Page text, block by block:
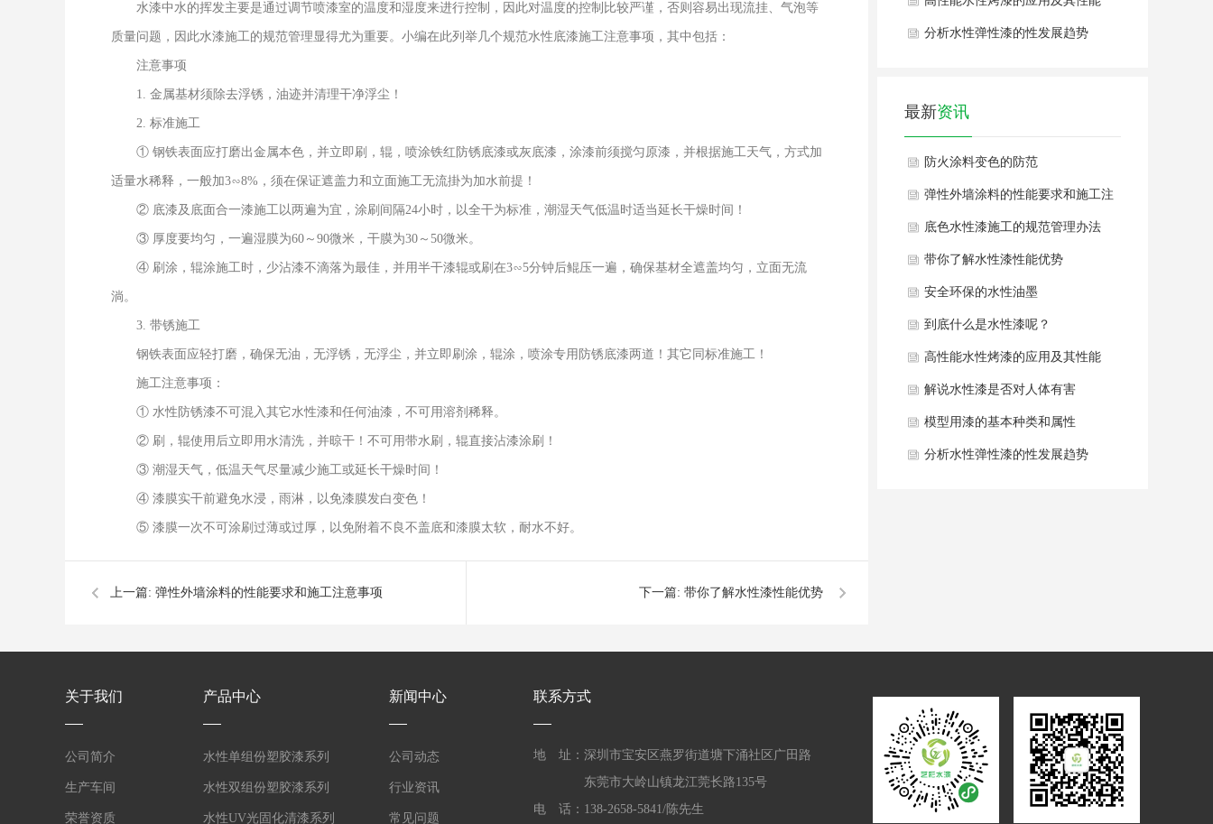
水漆中水的挥发主要是通过调节喷漆室的温度和湿度来进行控制，因此对温度的控制比较严谨，否则容易出现流挂、气泡等
质量问题，因此水漆施工的规范管理显得尤为重要。小编在此列举几个规范水性底漆施工注意事项，其中包括：
注意事项
1. 金属基材须除去浮锈，油迹并清理干净浮尘！
2. 标准施工
① 钢铁表面应打磨出金属本色，并立即刷，辊，喷涂铁红防锈底漆或灰底漆，涂漆前须搅匀原漆，并根据施工天气，方式加
适量水稀释，一般加3∽8%，须在保证遮盖力和立面施工无流掛为加水前提！
② 底漆及底面合一漆施工以两遍为宜，涂刷间隔24小时，以全干为标准，潮湿天气低温时适当延长干燥时间！
③ 厚度要均匀，一遍湿膜为60～90微米，干膜为30～50微米。
④ 刷涂，辊涂施工时，少沾漆不滴落为最佳，并用半干漆辊或刷在3∽5分钟后鲲压一遍，确保基材全遮盖均匀，立面无流
淌。
3. 带锈施工
钢铁表面应轻打磨，确保无油，无浮锈，无浮尘，并立即刷涂，辊涂，喷涂专用防锈底漆两道！其它同标准施工！
施工注意事项：
① 水性防锈漆不可混入其它水性漆和任何油漆，不可用溶剂稀释。
② 刷，辊使用后立即用水清洗，并晾干！不可用带水刷，辊直接沾漆涂刷！
③ 潮湿天气，低温天气尽量减少施工或延长干燥时间！
④ 漆膜实干前避免水浸，雨淋，以免漆膜发白变色！
⑤ 漆膜一次不可涂刷过薄或过厚，以免附着不良不盖底和漆膜太软，耐水不好。
上一篇: 弹性外墙涂料的性能要求和施工注意事项 下一篇: 带你了解水性漆性能优势
分析水性弹性漆的性发展趋势
最新资讯
防火涂料变色的防范
弹性外墙涂料的性能要求和施工注
意事项
底色水性漆施工的规范管理办法
带你了解水性漆性能优势
安全环保的水性油墨
到底什么是水性漆呢？
高性能水性烤漆的应用及其性能
解说水性漆是否对人体有害
模型用漆的基本种类和属性
分析水性弹性漆的性发展趋势
关于我们
公司简介
生产车间
荣誉资质
产品中心
水性单组份塑胶漆系列
水性双组份塑胶漆系列
水性UV光固化清漆系列
新闻中心
公司动态
行业资讯
常见问题
联系方式
地 址：深圳市宝安区燕罗街道塘下涌社区广田路
东莞市大岭山镇龙江莞长路135号
电 话：138-2658-5841/陈先生